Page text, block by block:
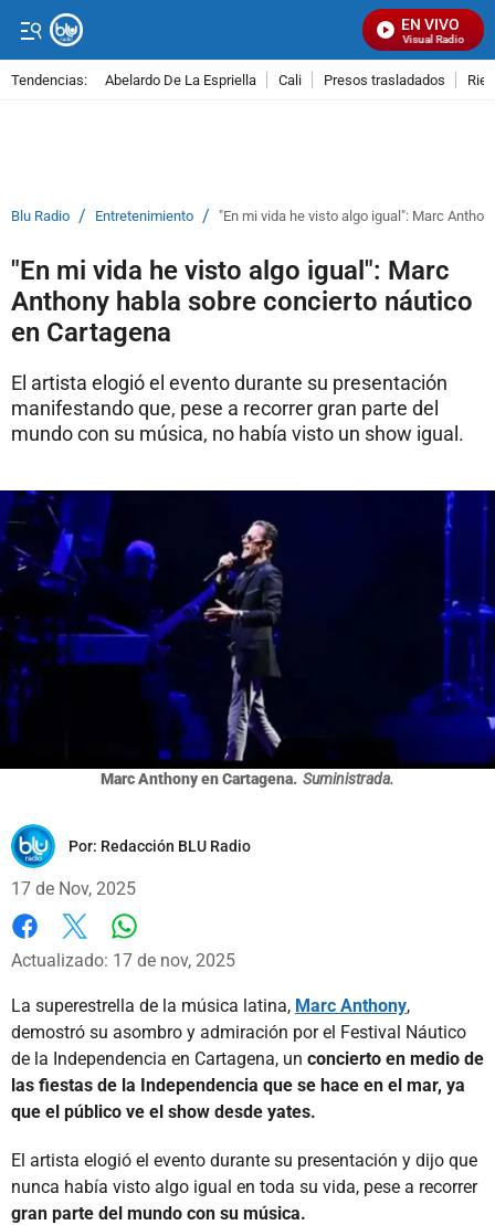
EN VIVO
Señal Visual Radio
Tendencias: Abelardo De La Espriella Cali Presos trasladados
Blu Radio / Entretenimiento / "En mi vida he visto algo igual": Marc
"En mi vida he visto algo igual": Marc
Anthony habla sobre concierto náutico
en Cartagena
El artista elogió el evento durante su presentación
manifestando que, pese a recorrer gran parte del
mundo con su música, no había visto un show igual.
Marc Anthony en Cartagena. Suministrada.
Por: Redacción BLU Radio
17 de Nov, 2025
Facebook
X
Actualizado: 17 de nov, 2025
La superestrella de la música latina, Marc Anthony,
demostró su asombro y admiración por el Festival Náutico
de la Independencia en Cartagena, un concierto en medio de
las fiestas de la Independencia que se hace en el mar, ya
que el público ve el show desde yates.
El artista elogió el evento durante su presentación y dijo que
nunca había visto algo igual en toda su vida, pese a recorrer
gran parte del mundo con su música.